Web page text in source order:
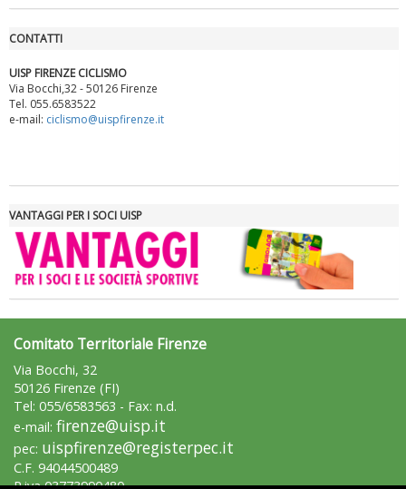
Luglio 2026: "Pensando con i piedi, si possono fare le
rivoluzioni"
CONTATTI
UISP FIRENZE CICLISMO
Via Bocchi,32 - 50126 Firenze
Tel. 055.6583522
e-mail: ciclismo@uispfirenze.it
VANTAGGI PER I SOCI UISP
Comitato Territoriale Firenze
Via Bocchi, 32
50126 Firenze (FI)
Tel: 055/6583563 - Fax: n.d.
e-mail: firenze@uisp.it
pec: uispfirenze@registerpec.it
C.F. 94044500489